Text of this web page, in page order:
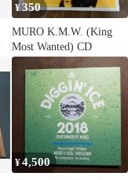
¥350
MURO K.M.W. (King
Most Wanted) CD
¥4,500